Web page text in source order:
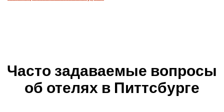
Часто задаваемые вопросы
об отелях в Питтсбурге